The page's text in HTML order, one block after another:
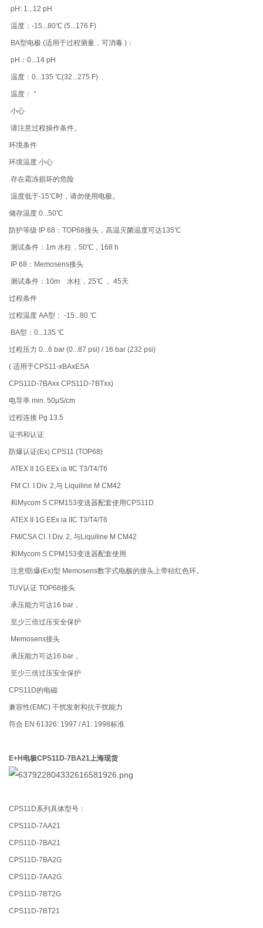
pH: 1...12 pH
温度：-15...80℃ (5...176 F)
BA型电极 (适用于过程测量，可消毒 )：
pH：0...14 pH
温度：0...135 ℃(32...275 F)
温度： °
小心
请注意过程操作条件。
环境条件
环境温度 小心
存在霜冻损坏的危险
温度低于-15℃时，请勿使用电极。
储存温度 0...50℃
防护等级 IP 68：TOP68接头，高温灭菌温度可达135℃
测试条件：1m 水柱，50℃，168 h
IP 68：Memosens接头
测试条件：10m 水柱，25℃ ， 45天
过程条件
过程温度 AA型： -15...80 ℃
BA型：0...135 ℃
过程压力 0...6 bar (0...87 psi) / 16 bar (232 psi)
( 适用于CPS11-xBAxESA
CPS11D-7BAxx CPS11D-7BTxx)
电导率 min. 50μS/cm
过程连接 Pg 13.5
证书和认证
防爆认证(Ex) CPS11 (TOP68)
ATEX II 1G EEx ia IIC T3/T4/T6
FM Cl. I Div. 2,与 Liquiline M CM42
和Mycom S CPM153变送器配套使用CPS11D
ATEX II 1G EEx ia IIC T3/T4/T6
FM/CSA Cl. I Div. 2, 与Liquiline M CM42
和Mycom S CPM153变送器配套使用
注意!防爆(Ex)型 Memosens数字式电极的接头上带桔红色环。
TUV认证 TOP68接头
承压能力可达16 bar，
至少三倍过压安全保护
Memosens接头
承压能力可达16 bar，
至少三倍过压安全保护
CPS11D的电磁
兼容性(EMC) 干扰发射和抗干扰能力
符合 EN 61326: 1997 / A1: 1998标准
E+H电极CPS11D-7BA21上海现货
CPS11D系列具体型号：
CPS11D-7AA21
CPS11D-7BA21
CPS11D-7BA2G
CPS11D-7AA2G
CPS11D-7BT2G
CPS11D-7BT21